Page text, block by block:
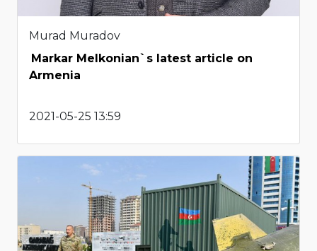
Murad Muradov
Markar Melkonian`s latest article on
Armenia
2021-05-25 13:59